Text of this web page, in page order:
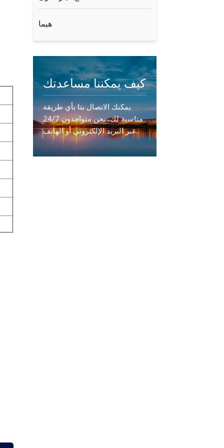
هيما
كيف يمكننا مساعدتك
يمكنك الاتصال بنا بأي طريقة
مناسبة لك. نحن متواجدون 24/7
عبر البريد الإلكتروني أو الهاتف.
اتصل بنا